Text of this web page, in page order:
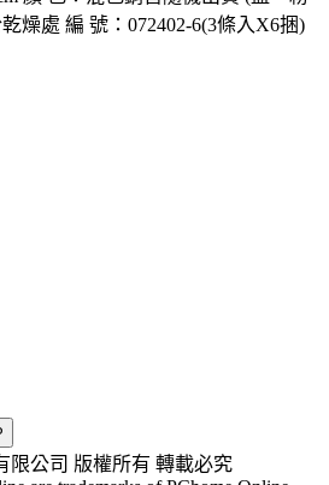
燥處 編 號：072402-6(3條入X6捆)
限公司 版權所有 轉載必究